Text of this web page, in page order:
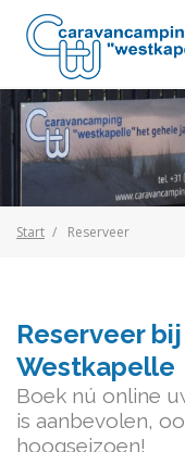
Start Reserveer
Reserveer
Westkapelle
Boek nú online
is aanbevolen,
hoogseizoen!